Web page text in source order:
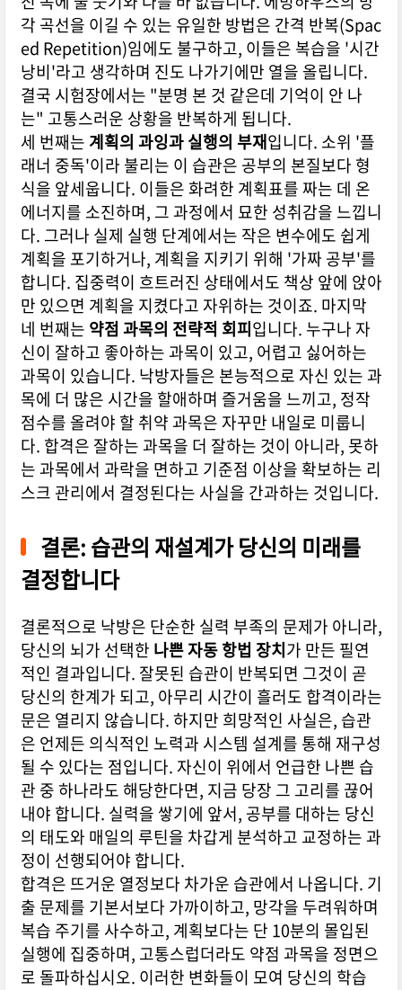
각 곡선을 이길 수 있는 유일한 방법은 간격 반복(Spac
ed Repetition)임에도 불구하고, 이들은 복습을 '시간
낭비'라고 생각하며 진도 나가기에만 열을 올립니다.
결국 시험장에서는 "분명 본 것 같은데 기억이 안 나
는" 고통스러운 상황을 반복하게 됩니다.
세 번째는 계획의 과잉과 실행의 부재입니다. 소위 '플
래너 중독'이라 불리는 이 습관은 공부의 본질보다 형
식을 앞세웁니다. 이들은 화려한 계획표를 짜는 데 온
에너지를 소진하며, 그 과정에서 묘한 성취감을 느낍니
다. 그러나 실제 실행 단계에서는 작은 변수에도 쉽게
계획을 포기하거나, 계획을 지키기 위해 '가짜 공부'를
합니다. 집중력이 흐트러진 상태에서도 책상 앞에 앉아
만 있으면 계획을 지켰다고 자위하는 것이죠. 마지막
네 번째는 약점 과목의 전략적 회피입니다. 누구나 자
신이 잘하고 좋아하는 과목이 있고, 어렵고 싫어하는
과목이 있습니다. 낙방자들은 본능적으로 자신 있는 과
목에 더 많은 시간을 할애하며 즐거움을 느끼고, 정작
점수를 올려야 할 취약 과목은 자꾸만 내일로 미룹니
다. 합격은 잘하는 과목을 더 잘하는 것이 아니라, 못하
는 과목에서 과락을 면하고 기준점 이상을 확보하는 리
스크 관리에서 결정된다는 사실을 간과하는 것입니다.
결론: 습관의 재설계가 당신의 미래를
결정합니다
결론적으로 낙방은 단순한 실력 부족의 문제가 아니라,
당신의 뇌가 선택한 나쁜 자동 항법 장치가 만든 필연
적인 결과입니다. 잘못된 습관이 반복되면 그것이 곧
당신의 한계가 되고, 아무리 시간이 흘러도 합격이라는
문은 열리지 않습니다. 하지만 희망적인 사실은, 습관
은 언제든 의식적인 노력과 시스템 설계를 통해 재구성
될 수 있다는 점입니다. 자신이 위에서 언급한 나쁜 습
관 중 하나라도 해당한다면, 지금 당장 그 고리를 끊어
내야 합니다. 실력을 쌓기에 앞서, 공부를 대하는 당신
의 태도와 매일의 루틴을 차갑게 분석하고 교정하는 과
정이 선행되어야 합니다.
합격은 뜨거운 열정보다 차가운 습관에서 나옵니다. 기
출 문제를 기본서보다 가까이하고, 망각을 두려워하며
복습 주기를 사수하고, 계획보다는 단 10분의 몰입된
실행에 집중하며, 고통스럽더라도 약점 과목을 정면으
로 돌파하십시오. 이러한 변화들이 모여 당신의 학습